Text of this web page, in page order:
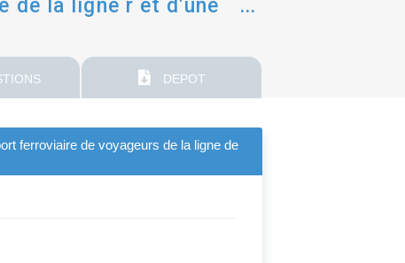
de la ligne r et d'une
DEPOT
ferroviaire de voyageurs de la ligne de